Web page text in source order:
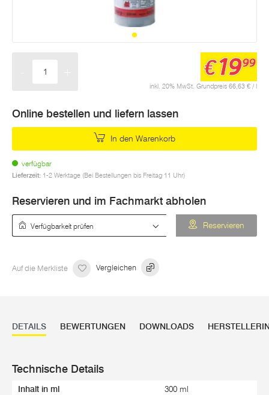
inkl. 20% MwSt. Grundpreis 66,63 € / l
€1999
Online bestellen und liefern lassen
In den Warenkorb
verfügbar
Lieferzeit: 1-2 Werktage (Bei Bestellungen bis Freitag 11 Uhr)
Reservieren und im Fachmarkt abholen
Reservieren
Auf die Merkliste Vergleichen
DETAILS BEWERTUNGEN DOWNLOADS
Technische Details
Inhalt in ml 300 ml